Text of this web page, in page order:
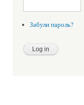
Забули пароль?